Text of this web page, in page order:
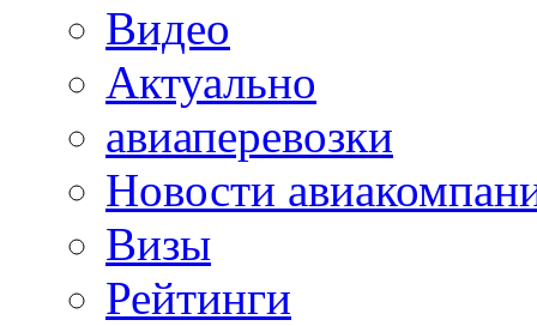
Видео
Актуально
авиаперевозки
Новости
Визы
Рейтинги